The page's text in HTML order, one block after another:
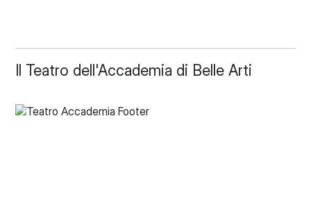
Il Teatro dell'Accademia di Belle Arti